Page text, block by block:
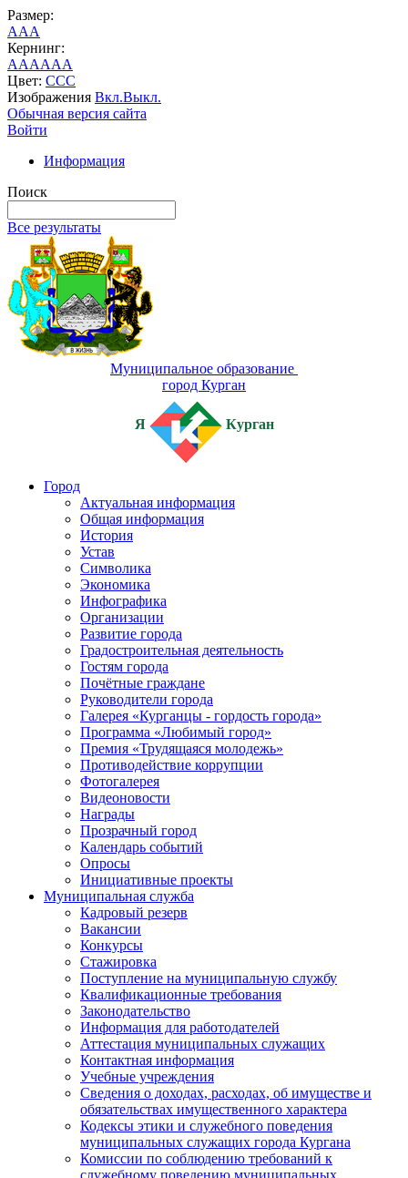
Размер:
AAA
Кернинг:
AAAAAA
Цвет: CCC
Изображения Вкл.Выкл.
Обычная версия сайта
Войти
Информация
Поиск
Все результаты
Муниципальное образование
город Курган
Я Курган
Город
Актуальная информация
Общая информация
История
Устав
Символика
Экономика
Инфографика
Организации
Развитие города
Градостроительная деятельность
Гостям города
Почётные граждане
Руководители города
Галерея «Курганцы - гордость города»
Программа «Любимый город»
Премия «Трудящаяся молодежь»
Противодействие коррупции
Фотогалерея
Видеоновости
Награды
Прозрачный город
Календарь событий
Опросы
Инициативные проекты
Муниципальная служба
Кадровый резерв
Вакансии
Конкурсы
Стажировка
Поступление на муниципальную службу
Квалификационные требования
Законодательство
Информация для работодателей
Аттестация муниципальных служащих
Контактная информация
Учебные учреждения
Сведения о доходах, расходах, об имуществе и
обязательствах имущественного характера
Кодексы этики и служебного поведения
муниципальных служащих города Кургана
Комиссии по соблюдению требований к
служебному поведению муниципальных